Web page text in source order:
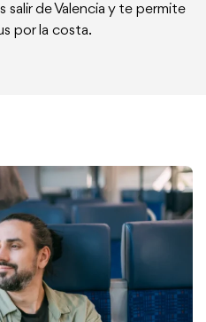
salir de Valencia y te permite
por la costa.